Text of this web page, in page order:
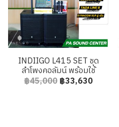
INDIIGO L415 SET ชุด
ลำโพงคอลัมน์ พร้อมใช้
฿45,000 ฿33,630